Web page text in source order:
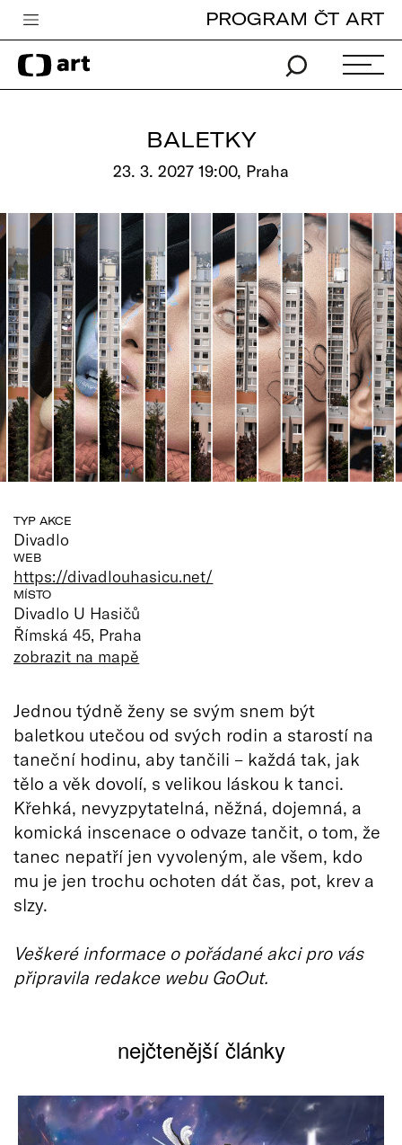
Česká televize
Zpravodajství
Pro děti
edu
Vše o ČT
PROGRAM ČT ART
BALETKY
23. 3. 2027 19:00, Praha
TYP AKCE
Divadlo
WEB
https://divadlouhasicu.net/
MÍSTO
Divadlo U Hasičů
Římská 45, Praha
zobrazit na mapě
Jednou týdně ženy se svým snem být
baletkou utečou od svých rodin a starostí na
taneční hodinu, aby tančili – každá tak, jak
tělo a věk dovolí, s velikou láskou k tanci.
Křehká, nevyzpytatelná, něžná, dojemná, a
komická inscenace o odvaze tančit, o tom, že
tanec nepatří jen vyvoleným, ale všem, kdo
mu je jen trochu ochoten dát čas, pot, krev a
slzy.
Veškeré informace o pořádané akci pro vás
připravila redakce webu GoOut.
nejčtenější články